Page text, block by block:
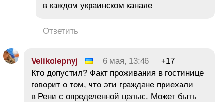
в каждом украинском канале
Ответить
Velikolepnyj 6 мая, 13:46
+17
Кто допустил? Факт проживания в гостинице
говорит о том, что эти граждане приехали
в Рени с определенной целью. Может быть